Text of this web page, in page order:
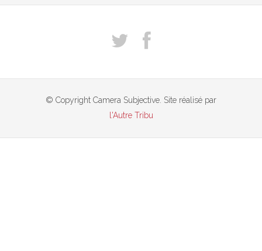
© Copyright Camera Subjective. Site réalisé par
l'Autre Tribu